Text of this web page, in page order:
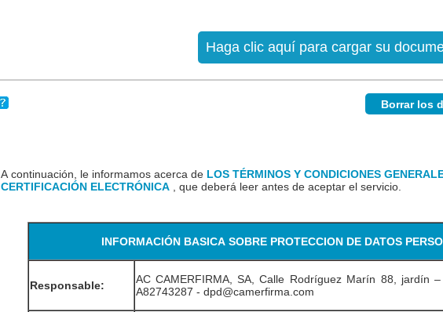
Haga clic aquí para cargar su
Borrar los
A continuación, le informamos acerca de LOS TÉRMINOS Y CONDICIONES
CERTIFICACIÓN ELECTRÓNICA , que deberá leer antes de aceptar el servicio.
INFORMACIÓN BASICA SOBRE PROTECCION DE DATOS
Responsable:
AC CAMERFIRMA, SA, Calle Rodríguez Marín 88, jardín
A82743287 - dpd@camerfirma.com